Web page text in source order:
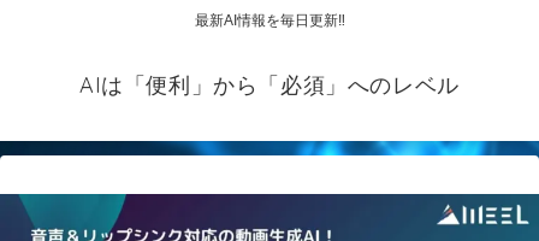
最新AI情報を毎日更新‼
AIは「便利」から「必須」へのレベル